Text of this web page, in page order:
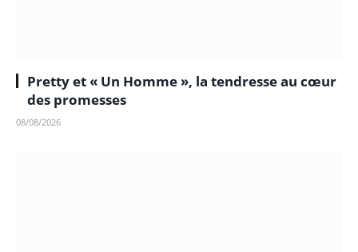
Pretty et « Un Homme », la tendresse au cœur
des promesses
08/08/2026